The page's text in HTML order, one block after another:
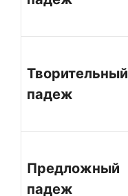
Творительный
падеж
Предложный
падеж